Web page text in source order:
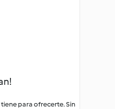
para ofrecerte. Sin